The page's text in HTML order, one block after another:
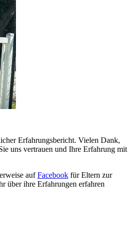
Erfahrungsbericht. Vielen Dank,
uns vertrauen und Ihre Erfahrung mit
aufFacebook für Eltern zur
über ihre Erfahrungen erfahren